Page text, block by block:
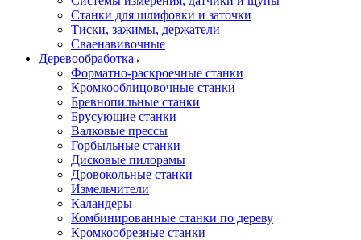
Станки для шлифовки и заточки
Тиски, зажимы, держатели
Cваенавивочные
Деревообработка
Форматно-раскроечные станки
Кромкооблицовочные станки
Бревнопильные станки
Брусующие станки
Валковые прессы
Горбыльные станки
Дисковые пилорамы
Дровокольные станки
Измельчители
Каландеры
Комбинированные станки по дереву
Кромкообрезные станки